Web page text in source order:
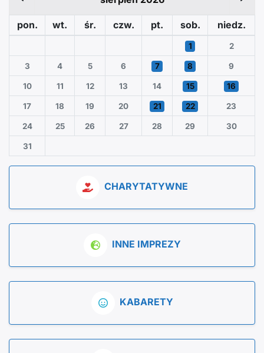
pon. wt. śr. czw. pt. sob. niedz.
1 2
3 4 5 6 7 8 9
10 11 12 13 14 15 16
17 18 19 20 21 22 23
24 25 26 27 28 29 30
31
CHARYTATYWNE
INNE IMPREZY
KABARETY